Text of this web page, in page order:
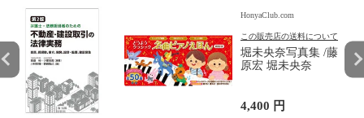
HonyaClub.com
この販売店の送料について
堀未央奈写真集 /藤
原宏 堀未央奈
4,400 円